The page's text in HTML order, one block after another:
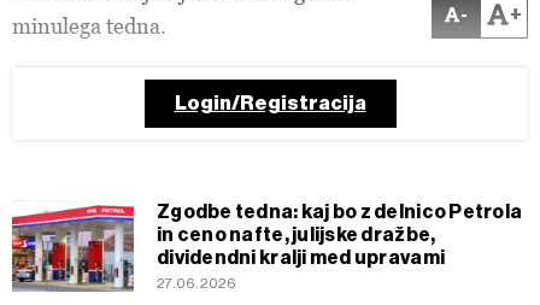
- +
minulega tedna.
Login/Registracija
Zgodbe tedna: kaj bo z delnico Petrola
in ceno nafte, julijske dražbe,
dividendni kralji med upravami
27.06.2026